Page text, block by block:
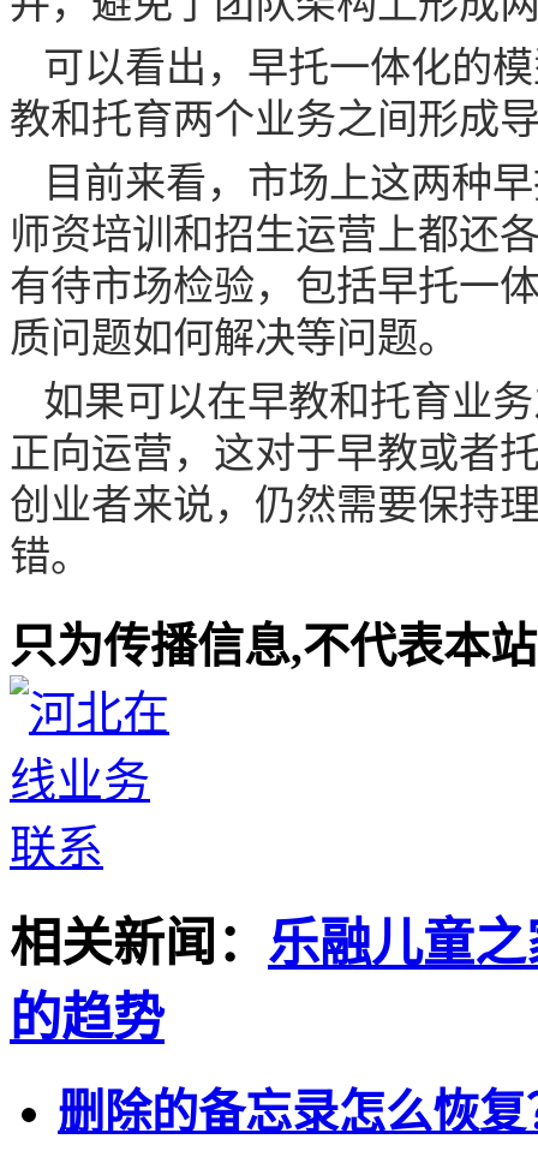
可以看出，早托一体化的
教和托育两个业务之间形成
目前来看，市场上这两种
师资培训和招生运营上都还
有待市场检验，包括早托一
质问题如何解决等问题。
如果可以在早教和托育业
正向运营，这对于早教或者
创业者来说，仍然需要保持
错。
只为传播信息,不代表本
相关新闻： 乐融儿童
的趋势
删除的备忘录怎么恢